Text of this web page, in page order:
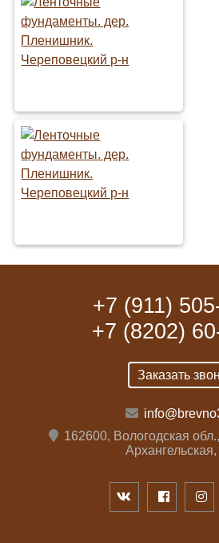
+7 (911)
+7 (8202)
Заказать
162600, Вологодская